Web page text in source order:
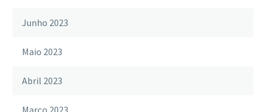
Junho 2023
Maio 2023
Abril 2023
Março 2023